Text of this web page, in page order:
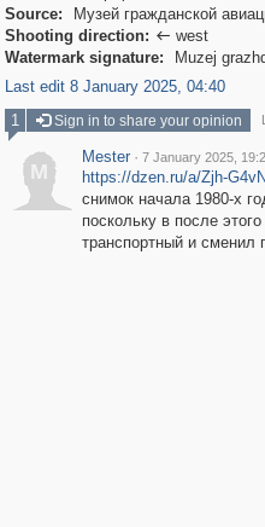
Source:
Музей гражданской
Shooting direction:  west
Watermark signature:
Muzej
Last edit 8 January 2025, 04:40
1
Sign in to share your opinion
M
Mester · 7 January 2025,
https://dzen.ru/a/Zjh-
снимок начала 1980-х
поскольку в после
транспортный и сменил